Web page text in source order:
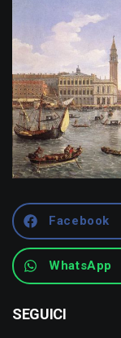
Facebook
WhatsApp
SEGUICI